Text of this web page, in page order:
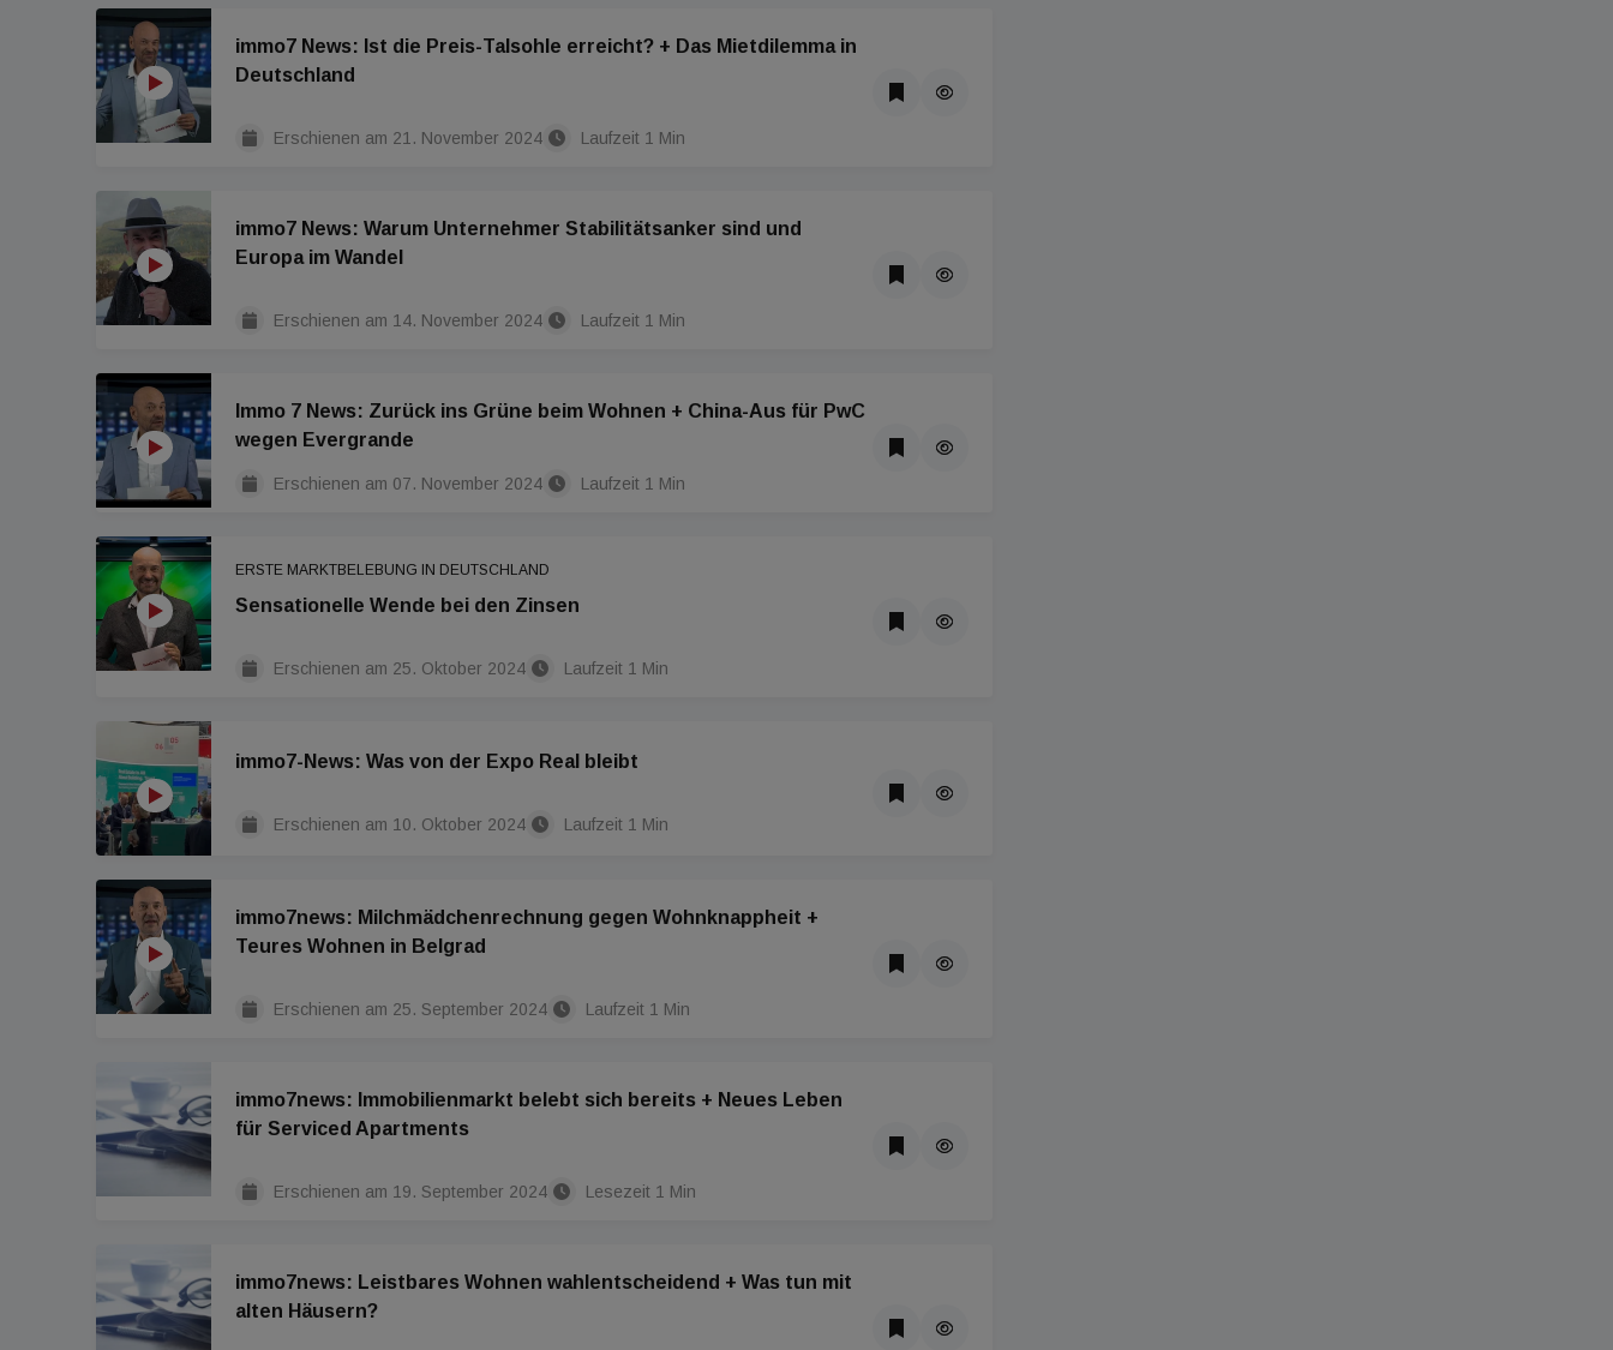
immo7 News: Ist die Preis-Talsohle erreicht? + Das Mietdilemma in
Deutschland
Erschienen am 21. November 2024 Laufzeit 1 Min
immo7 News: Warum Unternehmer Stabilitätsanker sind und
Europa im Wandel
Erschienen am 14. November 2024 Laufzeit 1 Min
Immo 7 News: Zurück ins Grüne beim Wohnen + China-Aus für PwC
wegen Evergrande
Erschienen am 07. November 2024 Laufzeit 1 Min
ERSTE MARKTBELEBUNG IN DEUTSCHLAND
Sensationelle Wende bei den Zinsen
Erschienen am 25. Oktober 2024 Laufzeit 1 Min
immo7-News: Was von der Expo Real bleibt
Erschienen am 10. Oktober 2024 Laufzeit 1 Min
immo7news: Milchmädchenrechnung gegen Wohnknappheit +
Teures Wohnen in Belgrad
Erschienen am 25. September 2024 Laufzeit 1 Min
immo7news: Immobilienmarkt belebt sich bereits + Neues Leben
für Serviced Apartments
Erschienen am 19. September 2024 Lesezeit 1 Min
immo7news: Leistbares Wohnen wahlentscheidend + Was tun mit
alten Häusern?